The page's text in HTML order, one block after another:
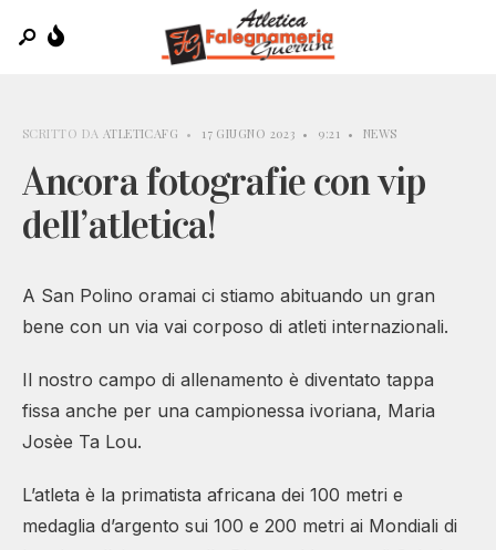
SCRITTO DA ATLETICAFG • 17 GIUGNO 2023 • 9:21 • NEWS
Ancora fotografie con vip
dell’atletica!
A San Polino oramai ci stiamo abituando un gran
bene con un via vai corposo di atleti internazionali.
Il nostro campo di allenamento è diventato tappa
fissa anche per una campionessa ivoriana, Maria
Josèe Ta Lou.
L’atleta è la primatista africana dei 100 metri e
medaglia d’argento sui 100 e 200 metri ai Mondiali di